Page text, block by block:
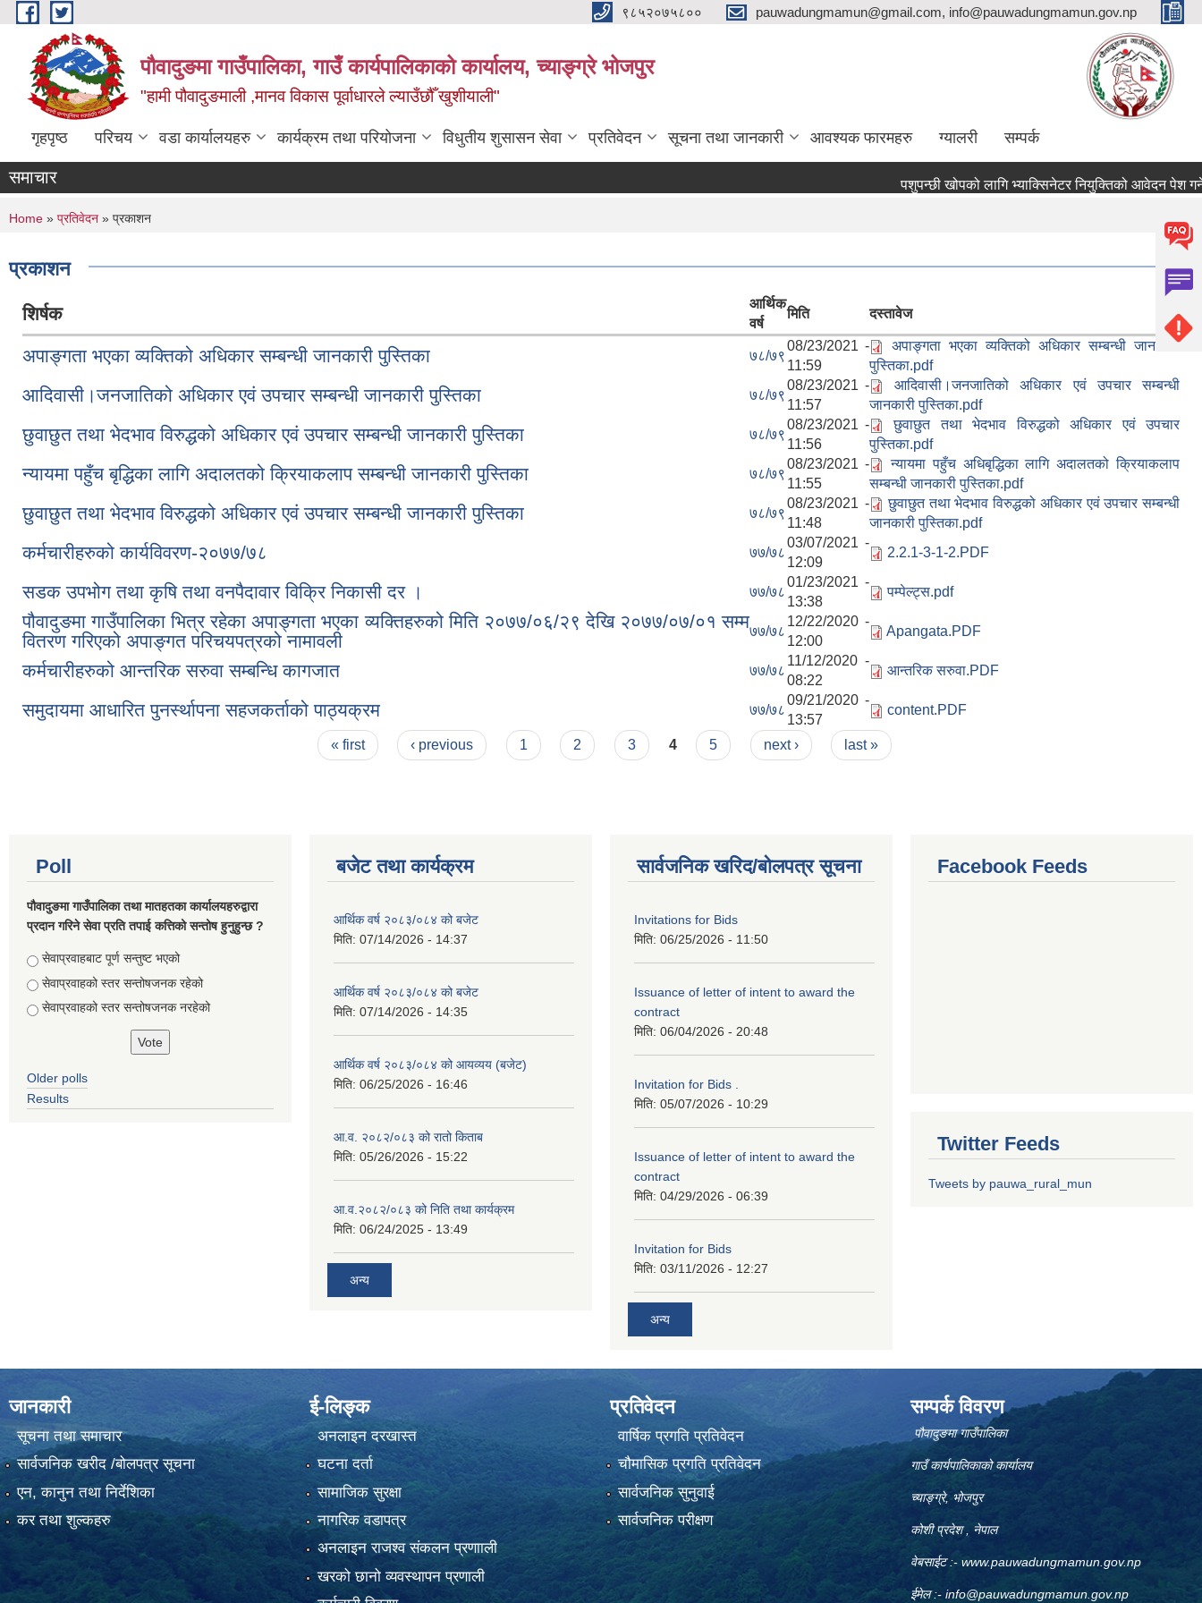
Skip to main content ९८५२०७५८०० pauwadungmamun@gmail.com, info@pauwadungmamun.gov.np
पौवादुङमा गाउँपालिका, गाउँ कार्यपालिकाको कार्यालय, च्याङ्ग्रे भोजपुर
"हामी पौवादुङमाली ,मानव विकास पूर्वाधारले ल्याउँछौँ खुशीयाली"
गृहपृष्ठ परिचय वडा कार्यालयहरु कार्यक्रम तथा परियोजना विधुतीय शुसासन सेवा प्रतिवेदन सूचना तथा जानकारी आवश्यक फारमहरु ग्यालरी सम्पर्क
समाचार पशुपन्छी खोपको लागि भ्याक्सिनेटर नियुक्तिको आवेदन पेश गर्ने
You are here
Home » प्रतिवेदन » प्रकाशन
प्रकाशन
शिर्षक
आर्थिक
वर्ष
मिति दस्तावेज
अपाङ्गता भएका व्यक्तिको अधिकार सम्बन्धी जानकारी पुस्तिका ७८/७९
08/23/2021 -
11:59
अपाङ्गता भएका व्यक्तिको अधिकार सम्बन्धी जानकारी
पुस्तिका.pdf
आदिवासी।जनजातिको अधिकार एवं उपचार सम्बन्धी जानकारी पुस्तिका ७८/७९
08/23/2021 -
11:57
आदिवासी।जनजातिको अधिकार एवं उपचार सम्बन्धी
जानकारी पुस्तिका.pdf
छुवाछुत तथा भेदभाव विरुद्धको अधिकार एवं उपचार सम्बन्धी जानकारी पुस्तिका ७८/७९
08/23/2021 -
11:56
छुवाछुत तथा भेदभाव विरुद्धको अधिकार एवं उपचार
पुस्तिका.pdf
न्यायमा पहुँच बृद्धिका लागि अदालतको क्रियाकलाप सम्बन्धी जानकारी पुस्तिका ७८/७९
08/23/2021 -
11:55
न्यायमा पहुँच अधिबृद्धिका लागि अदालतको क्रियाकलाप
सम्बन्धी जानकारी पुस्तिका.pdf
छुवाछुत तथा भेदभाव विरुद्धको अधिकार एवं उपचार सम्बन्धी जानकारी पुस्तिका ७८/७९
08/23/2021 -
11:48
छुवाछुत तथा भेदभाव विरुद्धको अधिकार एवं उपचार सम्बन्धी
जानकारी पुस्तिका.pdf
कर्मचारीहरुको कार्यविवरण-२०७७/७८ ७७/७८
03/07/2021 -
12:09
2.2.1-3-1-2.PDF
सडक उपभोग तथा कृषि तथा वनपैदावार विक्रि निकासी दर । ७७/७८
01/23/2021 -
13:38
पम्पेल्ट्स.pdf
पौवादुङमा गाउँपालिका भित्र रहेका अपाङ्गता भएका व्यक्तिहरुको मिति २०७७/०६/२९ देखि २०७७/०७/०१ सम्म
वितरण गरिएको अपाङ्गत परिचयपत्रको नामावली
७७/७८
12/22/2020 -
12:00
Apangata.PDF
कर्मचारीहरुको आन्तरिक सरुवा सम्बन्धि कागजात ७७/७८
11/12/2020 -
08:22
आन्तरिक सरुवा.PDF
समुदायमा आधारित पुनर्स्थापना सहजकर्ताको पाठ्यक्रम ७७/७८
09/21/2020 -
13:57
content.PDF
« first ‹ previous 1 2 3 4 5 next › last »
Poll
पौवादुङमा गाउँपालिका तथा मातहतका कार्यालयहरुद्वारा
प्रदान गरिने सेवा प्रति तपाई कत्तिको सन्तोष हुनुहुन्छ ?
Choices
सेवाप्रवाहबाट पूर्ण सन्तुष्ट भएको
सेवाप्रवाहको स्तर सन्तोषजनक रहेको
सेवाप्रवाहको स्तर सन्तोषजनक नरहेको
Older polls
Results
बजेट तथा कार्यक्रम
आर्थिक वर्ष २०८३/०८४ को बजेट
मिति: 07/14/2026 - 14:37
आर्थिक वर्ष २०८३/०८४ को बजेट
मिति: 07/14/2026 - 14:35
आर्थिक वर्ष २०८३/०८४ को आयव्यय (बजेट)
मिति: 06/25/2026 - 16:46
आ.व. २०८२/०८३ को रातो किताब
मिति: 05/26/2026 - 15:22
आ.व.२०८२/०८३ को निति तथा कार्यक्रम
मिति: 06/24/2025 - 13:49
अन्य
सार्वजनिक खरिद/बोलपत्र सूचना
Invitations for Bids
मिति: 06/25/2026 - 11:50
Issuance of letter of intent to award the
contract
मिति: 06/04/2026 - 20:48
Invitation for Bids .
मिति: 05/07/2026 - 10:29
Issuance of letter of intent to award the
contract
मिति: 04/29/2026 - 06:39
Invitation for Bids
मिति: 03/11/2026 - 12:27
अन्य
Facebook Feeds
Twitter Feeds
Tweets by pauwa_rural_mun
जानकारी
सूचना तथा समाचार
सार्वजनिक खरीद /बोलपत्र सूचना
एन, कानुन तथा निर्देशिका
कर तथा शुल्कहरु
ई-लिङ्क
अनलाइन दरखास्त
घटना दर्ता
सामाजिक सुरक्षा
नागरिक वडापत्र
अनलाइन राजश्व संकलन प्रणााली
खरको छानो व्यवस्थापन प्रणाली
प्रतिवेदन
वार्षिक प्रगति प्रतिवेदन
चौमासिक प्रगति प्रतिवेदन
सार्वजनिक सुनुवाई
सार्वजनिक परीक्षण
सम्पर्क विवरण
पौवादुङमा गाउँपालिका
गाउँ कार्यपालिकाको कार्यालय
च्याङ्ग्रे, भोजपुर
कोशी प्रदेश , नेपाल
वेबसाईट :- www.pauwadungmamun.gov.np
ईमेल :- info@pauwadungmamun.gov.np